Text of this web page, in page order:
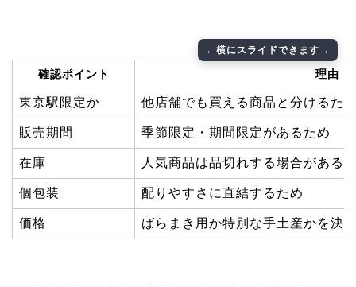
確認ポイント 理由
東京駅限定か 他店舗でも買える商品と分けるた
販売期間 季節限定・期間限定があるため
在庫 人気商品は品切れする場合がある
個包装 配りやすさに直結するため
価格 ばらまき用か特別な手土産かを決